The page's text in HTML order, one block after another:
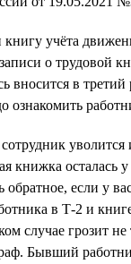
учёта
о трудовой
вносится в третий
ознакомить
уволится
книжка осталась у
обратное, если у
в Т-2 и
случае грозит не
Бывший